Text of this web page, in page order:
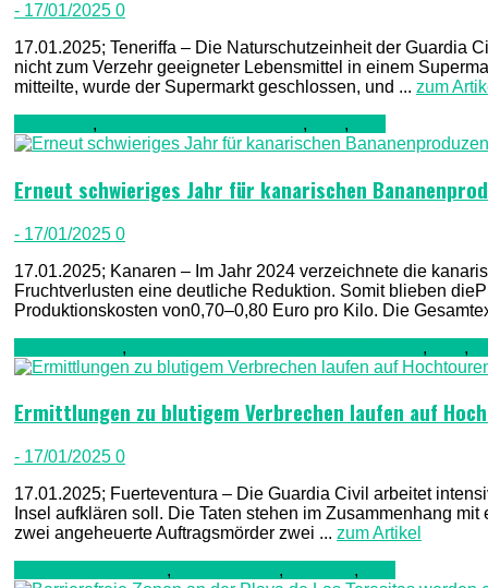
- 17/01/2025 0
17.01.2025; Teneriffa – Die Naturschutzeinheit der Guardia
nicht zum Verzehr geeigneter Lebensmittel in einem
mitteilte, wurde der Supermarkt geschlossen, und ... zum
, , ,
Erneut schwieriges Jahr für kanarischen
- 17/01/2025 0
17.01.2025; Kanaren – Im Jahr 2024 verzeichnete die
Fruchtverlusten eine deutliche Reduktion. Somit blieben
Produktionskosten von0,70–0,80 Euro pro Kilo. Die
, , ,
Ermittlungen zu blutigem Verbrechen laufen auf
- 17/01/2025 0
17.01.2025; Fuerteventura – Die Guardia Civil arbeitet
Insel aufklären soll. Die Taten stehen im Zusammenhang
zwei angeheuerte Auftragsmörder zwei ... zum Artikel
, , ,